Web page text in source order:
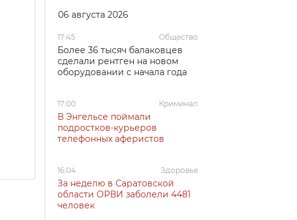
06 августа 2026
17:45 Общество
Более 36 тысяч балаковцев
сделали рентген на новом
оборудовании с начала года
17:00 Криминал
В Энгельсе поймали
подростков-курьеров
телефонных аферистов
16:04 Здоровье
За неделю в Саратовской
области ОРВИ заболели 4481
человек